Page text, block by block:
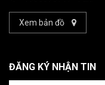
Xem bản đồ
ĐĂNG KÝ NHẬN TIN